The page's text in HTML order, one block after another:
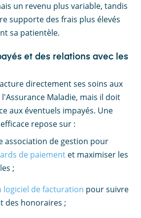
un revenu plus variable, tandis
supporte des frais plus élevés
sa patientèle.
et des relations avec les
directement ses soins aux
Maladie, mais il doit
aux éventuels impayés. Une
repose sur :
association de gestion pour
de paiement et maximiser les
;
de facturation pour suivre
des honoraires ;